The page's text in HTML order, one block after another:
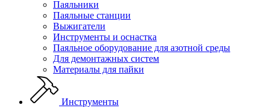
Паяльники
Паяльные станции
Выжигатели
Инструменты и оснастка
Паяльное оборудование для азотной среды
Для демонтажных систем
Материалы для пайки
Инструменты